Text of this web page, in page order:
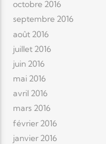
octobre 2016
septembre 2016
août 2016
juillet 2016
juin 2016
mai 2016
avril 2016
mars 2016
février 2016
janvier 2016